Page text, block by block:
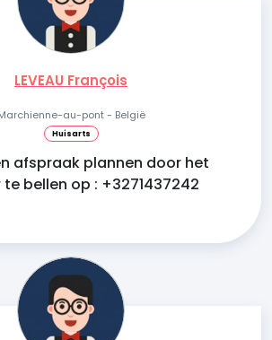
LEVEAU François
au-pont - België
Huisarts
afspraak plannen door het
bellen op : +3271437242